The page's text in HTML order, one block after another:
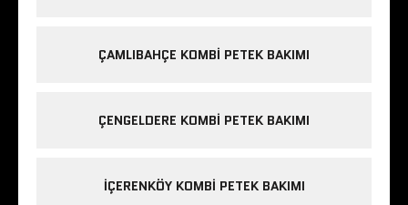
ÇAMLIBAHÇE KOMBI PETEK BAKIMI
ÇENGELDERE KOMBI PETEK BAKIMI
IÇERENKÖY KOMBI PETEK BAKIMI